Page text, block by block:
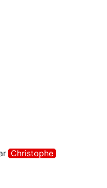
Christophe